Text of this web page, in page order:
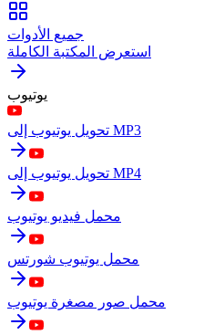
جميع الأدوات
استعرض المكتبة الكاملة
يوتيوب
تحويل يوتيوب إلى MP3
تحويل يوتيوب إلى MP4
محمل فيديو يوتيوب
محمل يوتيوب شورتس
محمل صور مصغرة يوتيوب